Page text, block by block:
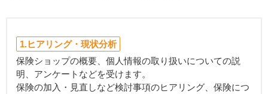
1.ヒアリング・現状分析
保険ショップの概要、個人情報の取り扱いについての説
明、アンケートなどを受けます。
保険の加入・見直しなど検討事項のヒアリング、保険につ